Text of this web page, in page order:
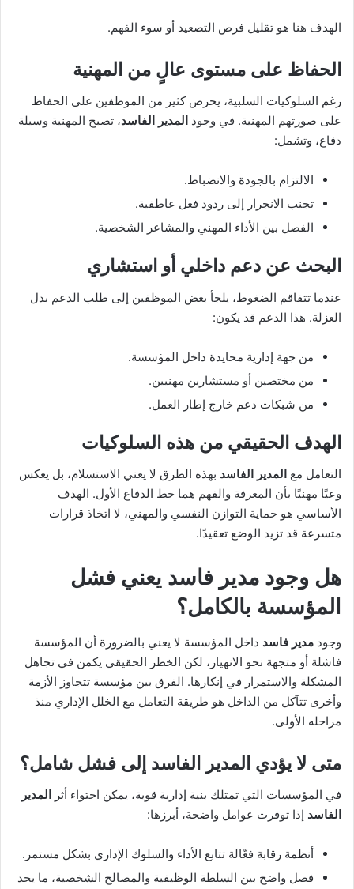
الهدف هنا هو تقليل فرص التصعيد أو سوء الفهم.
الحفاظ على مستوى عالٍ من المهنية
رغم السلوكيات السلبية، يحرص كثير من الموظفين على الحفاظ
على صورتهم المهنية. في وجود المدير الفاسد، تصبح المهنية وسيلة
دفاع، وتشمل:
الالتزام بالجودة والانضباط.
تجنب الانجرار إلى ردود فعل عاطفية.
الفصل بين الأداء المهني والمشاعر الشخصية.
البحث عن دعم داخلي أو استشاري
عندما تتفاقم الضغوط، يلجأ بعض الموظفين إلى طلب الدعم بدل
العزلة. هذا الدعم قد يكون:
من جهة إدارية محايدة داخل المؤسسة.
من مختصين أو مستشارين مهنيين.
من شبكات دعم خارج إطار العمل.
الهدف الحقيقي من هذه السلوكيات
التعامل مع المدير الفاسد بهذه الطرق لا يعني الاستسلام، بل يعكس
وعيًا مهنيًا بأن المعرفة والفهم هما خط الدفاع الأول. الهدف
الأساسي هو حماية التوازن النفسي والمهني، لا اتخاذ قرارات
متسرعة قد تزيد الوضع تعقيدًا.
هل وجود مدير فاسد يعني فشل
المؤسسة بالكامل؟
وجود مدير فاسد داخل المؤسسة لا يعني بالضرورة أن المؤسسة
فاشلة أو متجهة نحو الانهيار، لكن الخطر الحقيقي يكمن في تجاهل
المشكلة والاستمرار في إنكارها. الفرق بين مؤسسة تتجاوز الأزمة
وأخرى تتآكل من الداخل هو طريقة التعامل مع الخلل الإداري منذ
مراحله الأولى.
متى لا يؤدي المدير الفاسد إلى فشل شامل؟
في المؤسسات التي تمتلك بنية إدارية قوية، يمكن احتواء أثر المدير
الفاسد إذا توفرت عوامل واضحة، أبرزها:
أنظمة رقابة فعّالة تتابع الأداء والسلوك الإداري بشكل مستمر.
فصل واضح بين السلطة الوظيفية والمصالح الشخصية، ما يحد